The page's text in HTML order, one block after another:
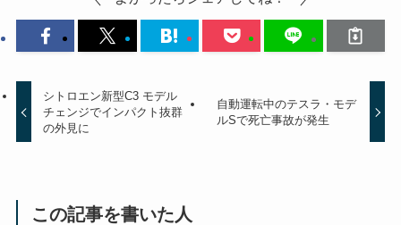
シトロエン新型C3 モデル
チェンジでインパクト抜群
の外見に
自動運転中のテスラ・モデ
ルSで死亡事故が発生
この記事を書いた人